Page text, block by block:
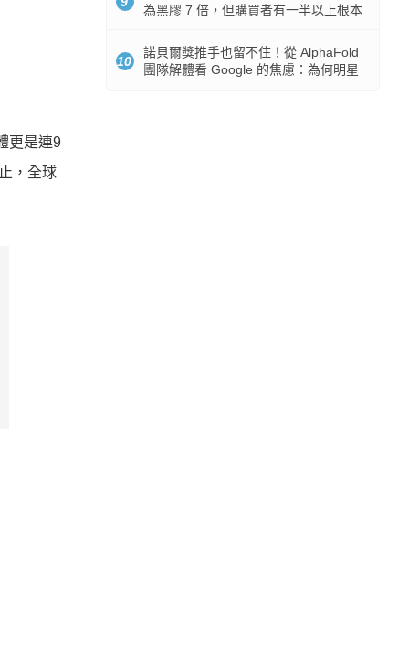
更是連9
，全球
為黑膠 7 倍，但購買者有一半以上根本
10
諾貝爾獎推手也留不住！從 AlphaFold
團隊解體看 Google 的焦慮：為何明星